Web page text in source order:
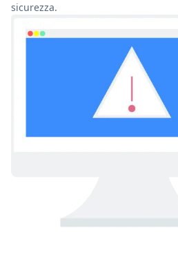
sicurezza.